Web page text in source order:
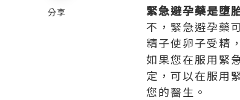
分享
緊急避孕藥是墮
不，緊急避孕藥
精子使卵子受精
如果您在服用緊
定，可以在服用
您的醫生。